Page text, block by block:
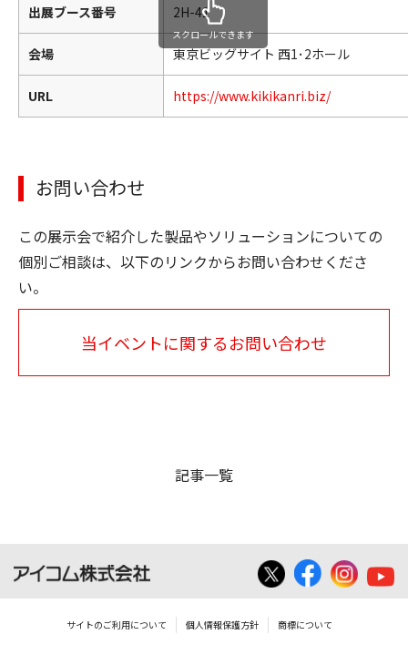
出展ブース番号 2H-41
会場 東京ビッグサイト 西1･2ホール
URL https://www.kikikanri.biz/
スクロールできます
お問い合わせ
この展示会で紹介した製品やソリューションについての
個別ご相談は、以下のリンクからお問い合わせくださ
い。
当イベントに関するお問い合わせ
記事一覧
サイトのご利用について 個人情報保護方針 商標について